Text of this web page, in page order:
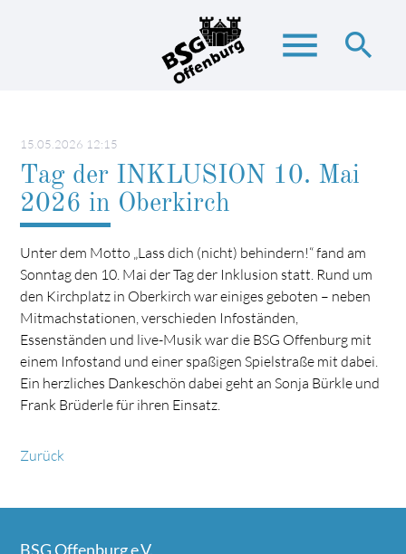
menu search
Suchbegriffe
15.05.2026 12:15
Tag der INKLUSION 10. Mai
2026 in Oberkirch
Unter dem Motto „Lass dich (nicht) behindern!“ fand am
Sonntag den 10. Mai der Tag der Inklusion statt. Rund um
den Kirchplatz in Oberkirch war einiges geboten – neben
Mitmachstationen, verschieden Infoständen,
Essenständen und live-Musik war die BSG Offenburg mit
einem Infostand und einer spaßigen Spielstraße mit dabei.
Ein herzliches Dankeschön dabei geht an Sonja Bürkle und
Frank Brüderle für ihren Einsatz.
Zurück